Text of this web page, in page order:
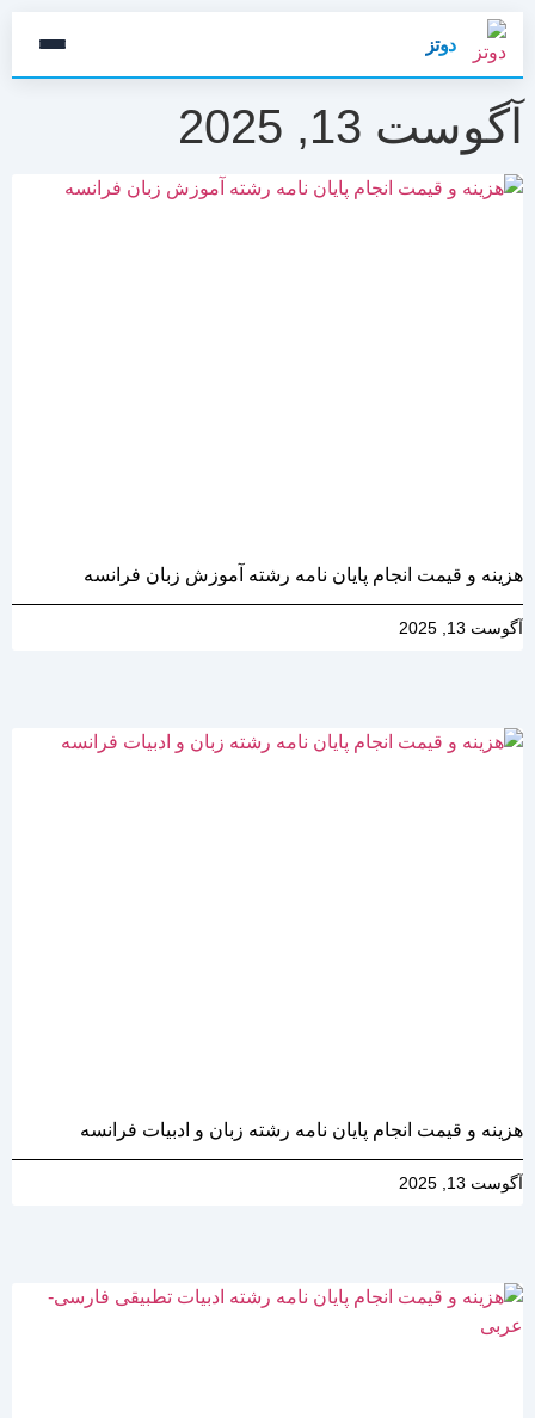
دوتز
آگوست 13, 2025
هزینه و قیمت انجام پایان نامه رشته آموزش زبان فرانسه
آگوست 13, 2025
هزینه و قیمت انجام پایان نامه رشته زبان و ادبیات فرانسه
آگوست 13, 2025